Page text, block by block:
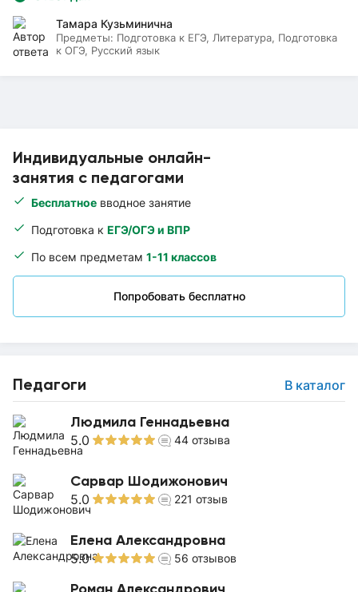
Индивидуальные онлайн-
занятия с педагогами
Бесплатное вводное занятие
Подготовка к ЕГЭ/ОГЭ и ВПР
По всем предметам 1-11 классов
Попробовать бесплатно
Педагоги В каталог
Людмила Геннадьевна
5.0 44 отзыва
Сарвар Шодижонович
5.0 221 отзыв
Елена Александровна
5.0 56 отзывов
Тамара Кузьминична
Предметы: Подготовка к ЕГЭ, Литература, Подготовка
к ОГЭ, Русский язык